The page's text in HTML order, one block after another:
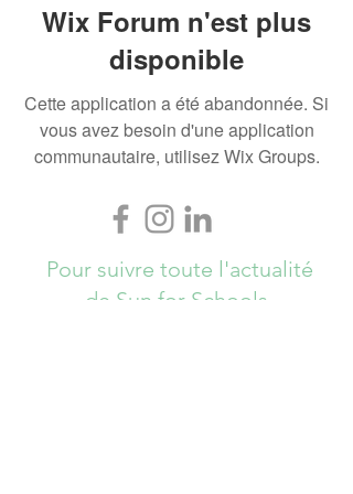
Wix Forum n'est plus
disponible
Cette application a été abandonnée. Si
vous avez besoin d'une application
communautaire, utilisez Wix Groups.
Pour suivre toute l'actualité
de Sun for Schools,